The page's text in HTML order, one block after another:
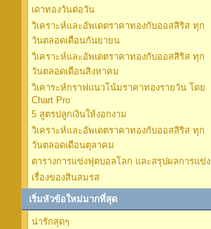
เดาทองวันต่อวัน
วิเคราะห์และอัพเดตราคาทองกับออสสิริส ทุก
วันตลอดเดือนกันยายน
วิเคราะห์และอัพเดตราคาทองกับออสสิริส ทุก
วันตลอดเดือนสิงหาคม
วิเคาระห์กราฟแนวโน้มราคาทองรายวัน โดย
Chart Pro
5 สูตรปลูกเงินให้งอกงาม
วิเคราะห์และอัพเดตราคาทองกับออสสิริส ทุก
วันตลอดเดือนตุลาคม
ตารางการแข่งฟุตบอลโลก และสรุปผลการแข่ง
เรื่องของสินสมรส
เริ่มหัวข้อใหม่มากที่สุด
น่ารักสุดๆ